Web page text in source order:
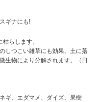
ギナにも!
らします。
しつこい雑草にも効果。土に落
生物により分解されます。（日
ギ、エダマメ、ダイズ、果樹